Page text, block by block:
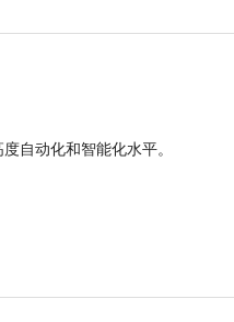
自动化和智能化水平。